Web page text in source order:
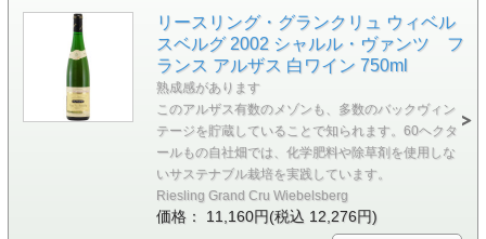
リースリング・グランクリュ ウィベル
スベルグ 2002 シャルル・ヴァンツ フ
ランス アルザス 白ワイン 750ml
熟成感があります
このアルザス有数のメゾンも、多数のバックヴィン
テージを貯蔵していることで知られます。60ヘクタ
ールもの自社畑では、化学肥料や除草剤を使用しな
いサステナブル栽培を実践しています。
Riesling Grand Cru Wiebelsberg
価格： 11,160円(税込 12,276円)